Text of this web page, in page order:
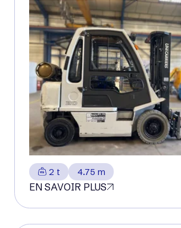
2 t 4.75 m
EN SAVOIR PLUS